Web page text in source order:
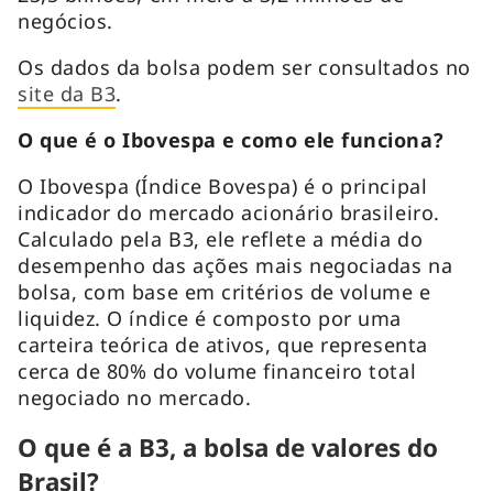
negócios.
Os dados da bolsa podem ser consultados no
site da B3.
O que é o Ibovespa e como ele funciona?
O Ibovespa (Índice Bovespa) é o principal
indicador do mercado acionário brasileiro.
Calculado pela B3, ele reflete a média do
desempenho das ações mais negociadas na
bolsa, com base em critérios de volume e
liquidez. O índice é composto por uma
carteira teórica de ativos, que representa
cerca de 80% do volume financeiro total
negociado no mercado.
O que é a B3, a bolsa de valores do
Brasil?